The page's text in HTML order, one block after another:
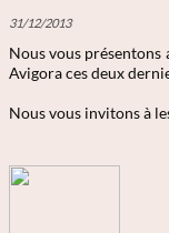
31/12/2013
Nous vous
Avigora ces deux
Nous vous invitons à